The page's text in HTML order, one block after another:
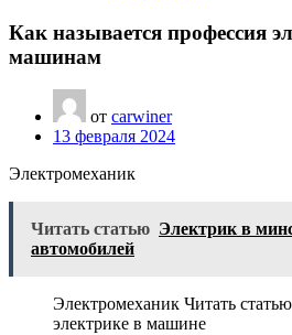
Как называется профессия
машинам
от carwiner
13 февраля 2024
Электромеханик
Читать статью Электрик в
автомобилей
Электромеханик Читать
электрике в машине